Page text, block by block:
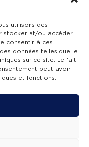
utilisons des
stocker et/ou accéder
consentir à ces
données telles que le
sur ce site. Le fait
peut avoir
et fonctions.
!
!